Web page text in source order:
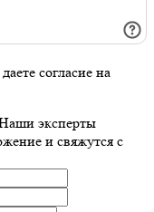
согласие на
эксперты
и свяжутся с